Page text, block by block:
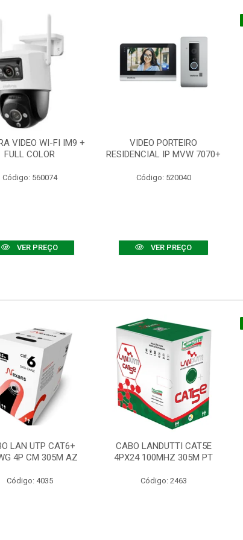
VIDEO WI-FI IM9 +
FULL COLOR
Código: 560074
VER PREÇO
VIDEO PORTEIRO
RESIDENCIAL IP MVW 7070+
Código: 520040
VER PREÇO
LAN UTP CAT6+
4P CM 305M AZ
Código: 4035
CABO LANDUTTI CAT5E
4PX24 100MHZ 305M PT
Código: 2463